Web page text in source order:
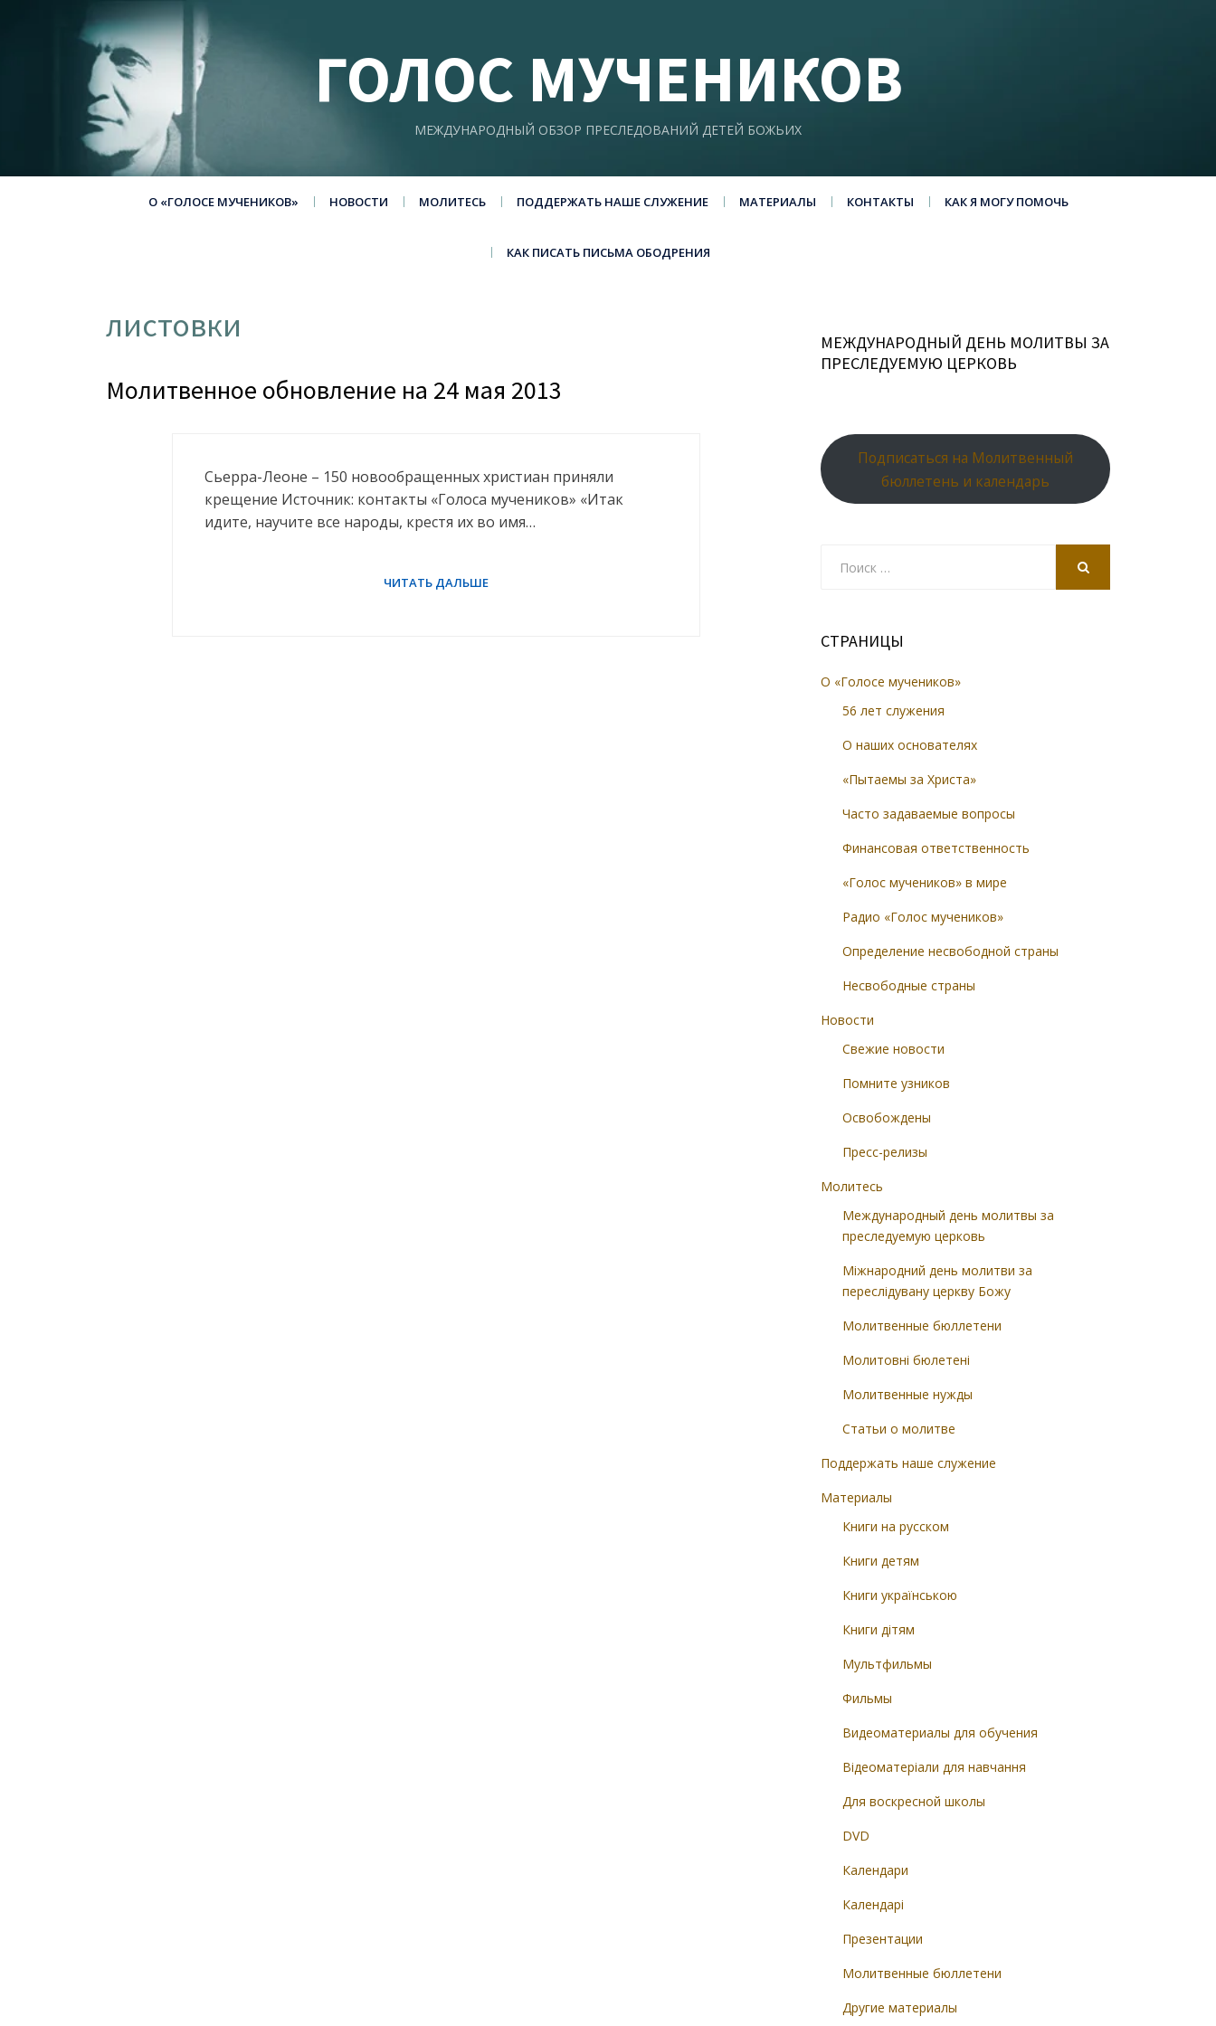
ГОЛОС МУЧЕНИКОВ
МЕЖДУНАРОДНЫЙ ОБЗОР ПРЕСЛЕДОВАНИЙ ДЕТЕЙ БОЖЬИХ
О «ГОЛОСЕ МУЧЕНИКОВ» НОВОСТИ МОЛИТЕСЬ ПОДДЕРЖАТЬ НАШЕ СЛУЖЕНИЕ МАТЕРИАЛЫ КОНТАКТЫ КАК Я МОГУ ПОМОЧЬ
КАК ПИСАТЬ ПИСЬМА ОБОДРЕНИЯ
листовки
Молитвенное обновление на 24 мая 2013
Сьерра-Леоне – 150 новообращенных христиан приняли
крещение Источник: контакты «Голоса мучеников» «Итак
идите, научите все народы, крестя их во имя…
МЕЖДУНАРОДНЫЙ ДЕНЬ МОЛИТВЫ ЗА
ПРЕСЛЕДУЕМУЮ ЦЕРКОВЬ
Подписаться на Молитвенный
бюллетень и календарь
СТРАНИЦЫ
О «Голосе мучеников»
56 лет служения
О наших основателях
«Пытаемы за Христа»
Часто задаваемые вопросы
Финансовая ответственность
«Голос мучеников» в мире
Радио «Голос мучеников»
Определение несвободной страны
Несвободные страны
Новости
Свежие новости
Помните узников
Освобождены
Пресс-релизы
Молитесь
Международный день молитвы за
преследуемую церковь
Міжнародний день молитви за
переслідувану церкву Божу
Молитвенные бюллетени
Молитовні бюлетені
Молитвенные нужды
Статьи о молитве
Поддержать наше служение
Материалы
Книги на русском
Книги детям
Книги українською
Книги дітям
Мультфильмы
Фильмы
Видеоматериалы для обучения
Відеоматеріали для навчання
Для воскресной школы
DVD
Календари
Календарі
Презентации
Молитвенные бюллетени
Другие материалы